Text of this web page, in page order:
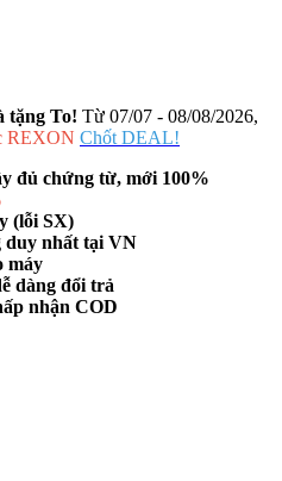
tặng To! Từ 07/07 - 08/08/2026,
REXON Chốt DEAL!
đủ chứng từ, mới 100%
(lỗi SX)
duy nhất tại VN
máy
dàng đổi trả
nhận COD